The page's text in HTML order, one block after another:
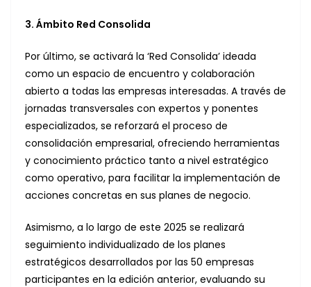
3. Ámbito Red Consolida
Por último, se activará la ‘Red Consolida’ ideada
como un espacio de encuentro y colaboración
abierto a todas las empresas interesadas. A través de
jornadas transversales con expertos y ponentes
especializados, se reforzará el proceso de
consolidación empresarial, ofreciendo herramientas
y conocimiento práctico tanto a nivel estratégico
como operativo, para facilitar la implementación de
acciones concretas en sus planes de negocio.
Asimismo, a lo largo de este 2025 se realizará
seguimiento individualizado de los planes
estratégicos desarrollados por las 50 empresas
participantes en la edición anterior, evaluando su